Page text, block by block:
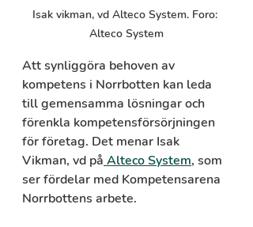
Isak vikman, vd Alteco System. Foro:
Alteco System
Att synliggöra behoven av
kompetens i Norrbotten kan leda
till gemensamma lösningar och
förenkla kompetensförsörjningen
för företag. Det menar Isak
Vikman, vd på Alteco System, som
ser fördelar med Kompetensarena
Norrbottens arbete.